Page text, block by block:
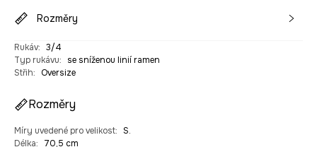
Rozměry
Rukáv: 3/4
Typ rukávu:
se sníženou linií ramen
Střih: Oversize
Rozměry
Míry uvedené pro velikost: S.
Délka:
70,5 cm